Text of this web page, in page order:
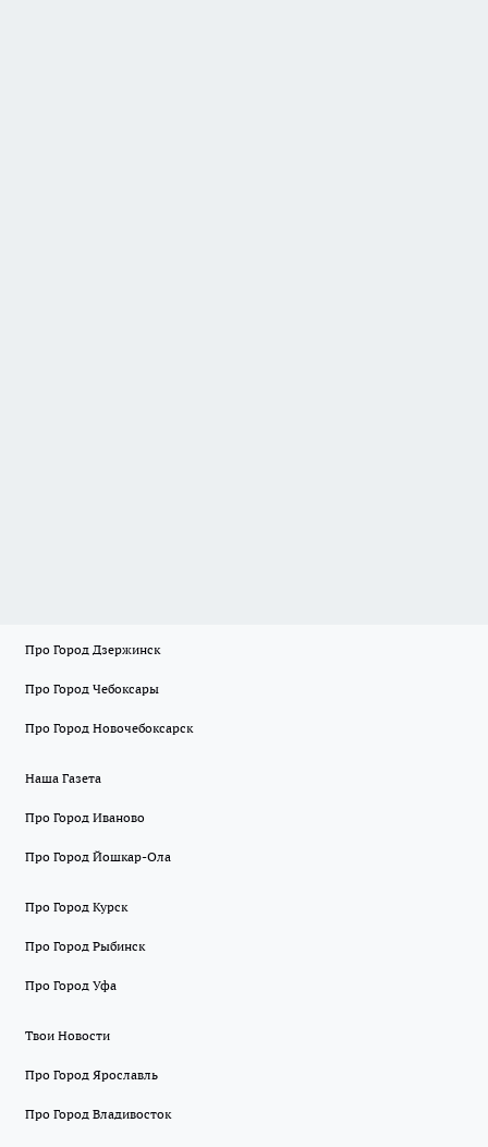
Про Город Дзержинск
Про Город Чебоксары
Про Город Новочебоксарск
Наша Газета
Про Город Иваново
Про Город Йошкар-Ола
Про Город Курск
Про Город Рыбинск
Про Город Уфа
Твои Новости
Про Город Ярославль
Про Город Владивосток